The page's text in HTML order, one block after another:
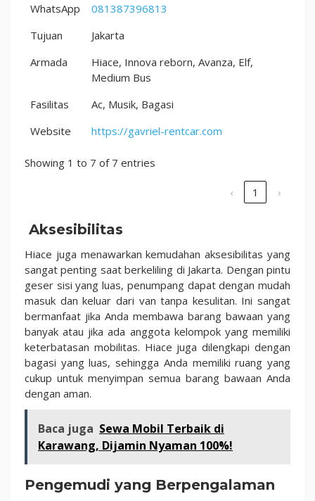
WhatsApp
081387396813
Tujuan
Jakarta
Armada
Hiace, Innova reborn, Avanza, Elf,
Medium Bus
Fasilitas
Ac, Musik, Bagasi
Website
https://gavriel-rentcar.com
Showing 1 to 7 of 7 entries
‹ 1 ›
Aksesibilitas
Hiace juga menawarkan kemudahan aksesibilitas yang
sangat penting saat berkeliling di Jakarta. Dengan pintu
geser sisi yang luas, penumpang dapat dengan mudah
masuk dan keluar dari van tanpa kesulitan. Ini sangat
bermanfaat jika Anda membawa barang bawaan yang
banyak atau jika ada anggota kelompok yang memiliki
keterbatasan mobilitas. Hiace juga dilengkapi dengan
bagasi yang luas, sehingga Anda memiliki ruang yang
cukup untuk menyimpan semua barang bawaan Anda
dengan aman.
Baca juga Sewa Mobil Terbaik di
Karawang, Dijamin Nyaman 100%!
Pengemudi yang Berpengalaman